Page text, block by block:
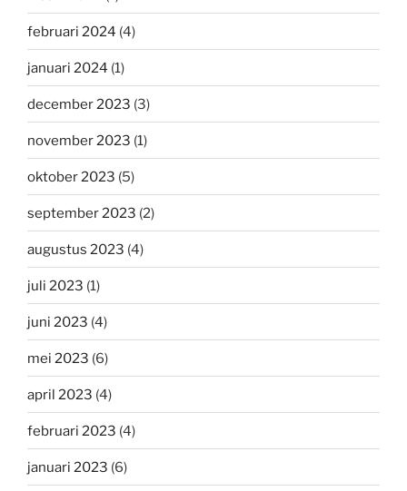
februari 2024 (4)
januari 2024 (1)
december 2023 (3)
november 2023 (1)
oktober 2023 (5)
september 2023 (2)
augustus 2023 (4)
juli 2023 (1)
juni 2023 (4)
mei 2023 (6)
april 2023 (4)
februari 2023 (4)
januari 2023 (6)